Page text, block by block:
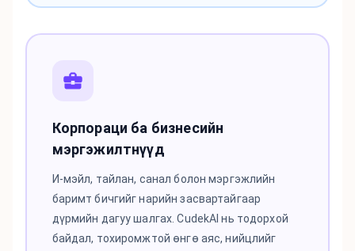
Корпораци ба бизнесийн
мэргэжилтнүүд
И-мэйл, тайлан, санал болон мэргэжлийн
баримт бичгийг нарийн засвартайгаар
дүрмийн дагуу шалгах. CudekAI нь тодорхой
байдал, тохиромжтой өнгө аяс, нийцлийг